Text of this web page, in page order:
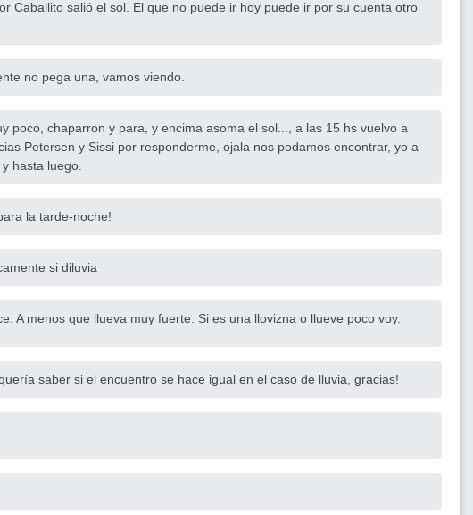
Caballito salió el sol. El que no puede ir hoy puede ir por su cuenta otro
no pega una, vamos viendo.
poco, chaparron y para, y encima asoma el sol..., a las 15 hs vuelvo a
Petersen y Sissi por responderme, ojala nos podamos encontrar, yo a
hasta luego.
la tarde-noche!
si diluvia
A menos que llueva muy fuerte. Si es una llovizna o llueve poco voy.
saber si el encuentro se hace igual en el caso de lluvia, gracias!